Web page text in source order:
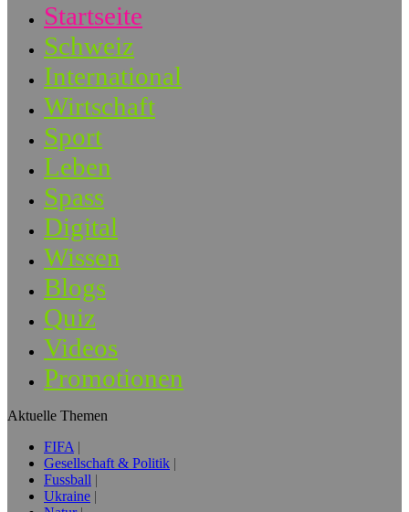
Startseite
Schweiz
International
Wirtschaft
Sport
Leben
Spass
Digital
Wissen
Blogs
Quiz
Videos
Promotionen
Aktuelle Themen
FIFA
Gesellschaft & Politik
Fussball
Ukraine